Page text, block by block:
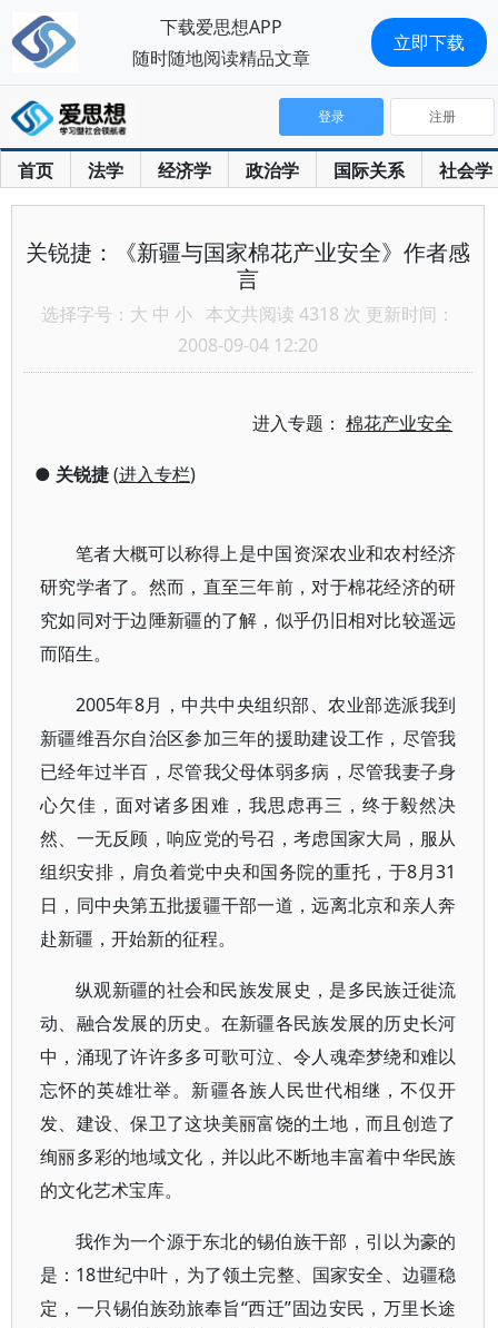
首页 法学 经济学 政治学 国际关系 社会学
登录 注册
关锐捷：《新疆与国家棉花产业安全》作者感
言
选择字号： 大 中 小 本文共阅读 4318 次 更新时间：
2008-09-04 12:20
进入专题：棉花产业安全
● 关锐捷(进入专栏)
笔者大概可以称得上是中国资深农业和农村经济
研究学者了。然而，直至三年前，对于棉花经济的研
究如同对于边陲新疆的了解，似乎仍旧相对比较遥远
而陌生。
2005年8月，中共中央组织部、农业部选派我到
新疆维吾尔自治区参加三年的援助建设工作，尽管我
已经年过半百，尽管我父母体弱多病，尽管我妻子身
心欠佳，面对诸多困难，我思虑再三，终于毅然决
然、一无反顾，响应党的号召，考虑国家大局，服从
组织安排，肩负着党中央和国务院的重托，于8月31
日，同中央第五批援疆干部一道，远离北京和亲人奔
赴新疆，开始新的征程。
纵观新疆的社会和民族发展史，是多民族迁徙流
动、融合发展的历史。在新疆各民族发展的历史长河
中，涌现了许许多多可歌可泣、令人魂牵梦绕和难以
忘怀的英雄壮举。新疆各族人民世代相继，不仅开
发、建设、保卫了这块美丽富饶的土地，而且创造了
绚丽多彩的地域文化，并以此不断地丰富着中华民族
的文化艺术宝库。
我作为一个源于东北的锡伯族干部，引以为豪的
是：18世纪中叶，为了领土完整、国家安全、边疆稳
定，一只锡伯族劲旅奉旨“西迁”固边安民，万里长途
下载爱思想APP
随时随地阅读精品文章
立即下载